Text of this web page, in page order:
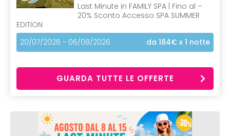
Last Minute in FAMILY SPA | Fino al –
20% Sconto Accesso SPA SUMMER
EDITION
20/07/2026 - 06/08/2026
da 184€ x 1 notte
GUARDA TUTTE LE OFFERTE